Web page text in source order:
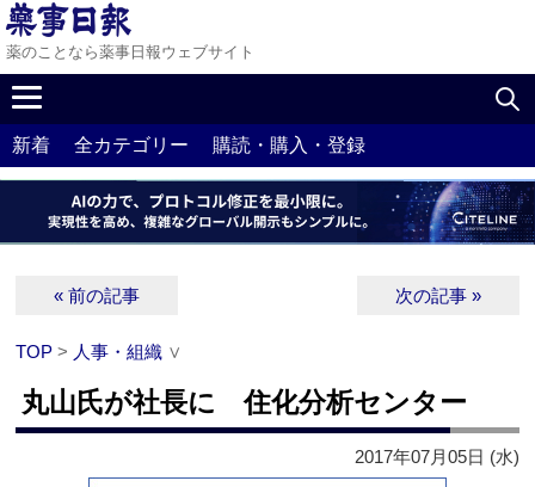
薬のことなら薬事日報ウェブサイト
新着 全カテゴリー 購読・購入・登録
« 前の記事 次の記事 »
TOP > 人事・組織 ∨
丸山氏が社長に 住化分析センター
2017年07月05日 (水)